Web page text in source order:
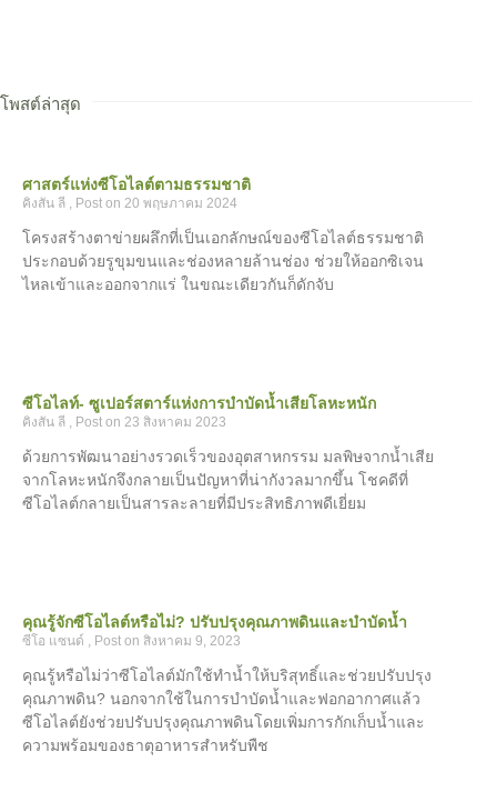
โพสต์ล่าสุด
ศาสตร์แห่งซีโอไลต์ตามธรรมชาติ
คิงสัน ลี 20 พฤษภาคม 2024
โครงสร้างตาข่ายผลึกที่เป็นเอกลักษณ์ของซีโอไลต์ธรรมชาติ
ประกอบด้วยรูขุมขนและช่องหลายล้านช่อง ช่วยให้ออกซิเจน
ไหลเข้าและออกจากแร่ ในขณะเดียวกันก็ดักจับ
ซีโอไลท์- ซูเปอร์สตาร์แห่งการบำบัดน้ำเสียโลหะหนัก
คิงสัน ลี 23 สิงหาคม 2023
ด้วยการพัฒนาอย่างรวดเร็วของอุตสาหกรรม มลพิษจากน้ำเสีย
จากโลหะหนักจึงกลายเป็นปัญหาที่น่ากังวลมากขึ้น โชคดีที่
ซีโอไลต์กลายเป็นสารละลายที่มีประสิทธิภาพดีเยี่ยม
คุณรู้จักซีโอไลต์หรือไม่? ปรับปรุงคุณภาพดินและบำบัดน้ำ
ซีโอ แซนด์ สิงหาคม 9, 2023
คุณรู้หรือไม่ว่าซีโอไลต์มักใช้ทำน้ำให้บริสุทธิ์และช่วยปรับปรุง
คุณภาพดิน? นอกจากใช้ในการบำบัดน้ำและฟอกอากาศแล้ว
ซีโอไลต์ยังช่วยปรับปรุงคุณภาพดินโดยเพิ่มการกักเก็บน้ำและ
ความพร้อมของธาตุอาหารสำหรับพืช